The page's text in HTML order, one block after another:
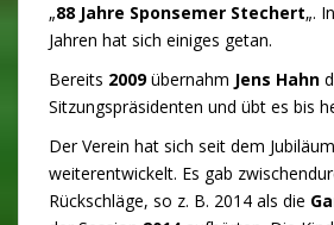
„88 Jahre Sponsemer Stechert„.
Jahren hat sich einiges getan.
Bereits 2009übernahm Jens Hahn
Sitzungspräsidenten und übt es bis
Der Verein hat sich seit dem Jubiläum
weiterentwickelt. Es gab
Rückschläge, so z. B. 2014 als die